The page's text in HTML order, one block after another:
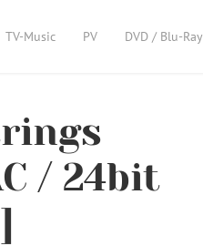
TV-Music PV DVD / Blu-Ray
/ 24bit